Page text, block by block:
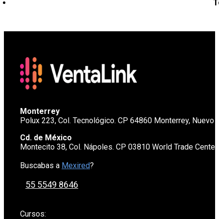
Monterrey
Polux 223, Col. Tecnológico. CP 64860 Monterrey, Nuevo
Cd. de México
Montecito 38, Col. Nápoles. CP 03810 World Trade
Buscabas a Mexired?
55 5549 8646
Cursos: